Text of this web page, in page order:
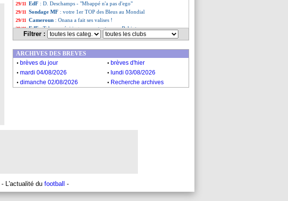
29/11 EdF : D. Deschamps - "Mbappé n'a pas d'ego"
29/11 Sondage MF : votre 1er TOP des Bleus au Mondial
29/11 Cameroun : Onana a fait ses valises !
29/11 EdF: Tchouaméni juge son entente avec Rabiot
29/11 PSG : le Parc, Al-Khelaïfi en remet une couche
29/11 PSG: le Qatar, Al-Khelaïfi s'amuse des rumeurs
29/11 Juve: la lettre d'adieu d'Agnelli
Liste des brèves du lun. 28 novembre 2022
Filtrer :
ARCHIVES DES BREVES
. brèves du jour . brèves d'hier
. mardi 04/08/2026 . lundi 03/08/2026
. dimanche 02/08/2026 . Recherche archives
- L'actualité du football -